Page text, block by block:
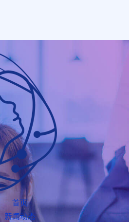
首页
新闻动态